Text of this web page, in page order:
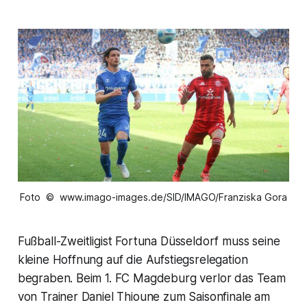
Foto © www.imago-images.de/SID/IMAGO/Franziska Gora
Fußball-Zweitligist Fortuna Düsseldorf muss seine
kleine Hoffnung auf die Aufstiegsrelegation
begraben. Beim 1. FC Magdeburg verlor das Team
von Trainer Daniel Thioune zum Saisonfinale am